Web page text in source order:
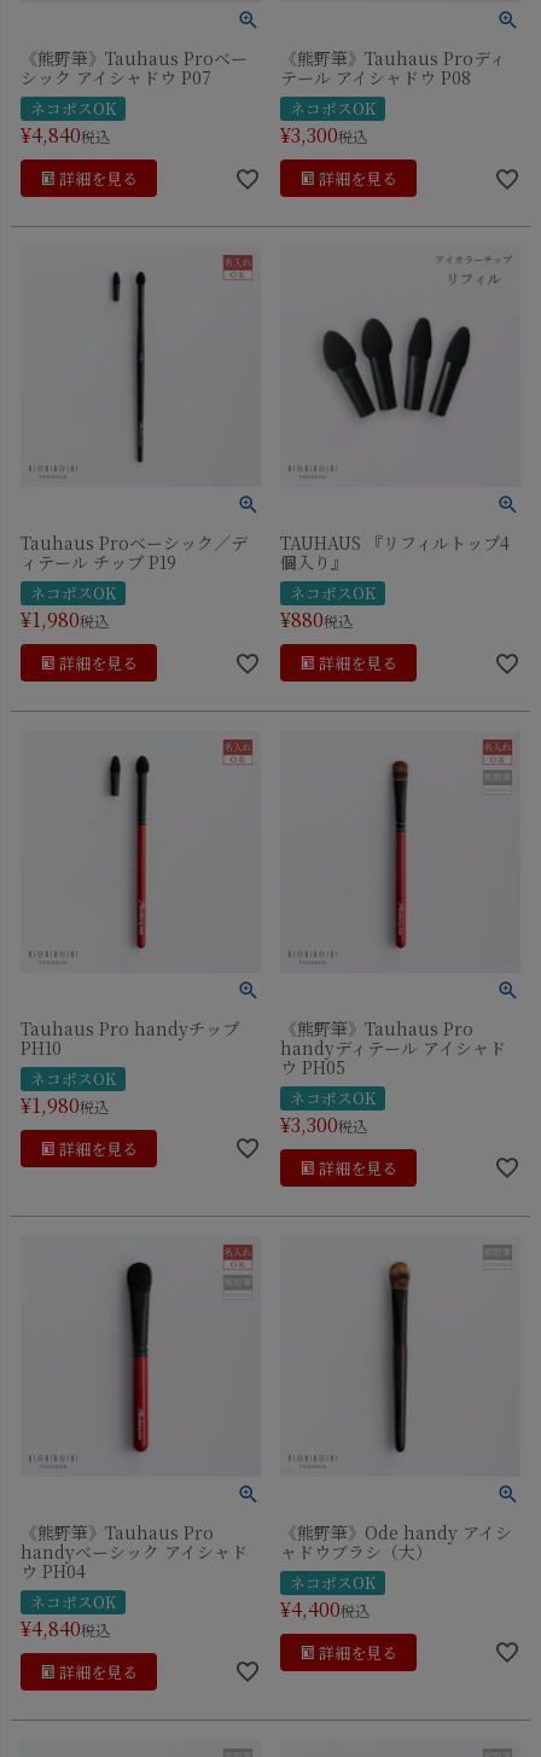
《熊野筆》Tauhaus Proベー
シック アイシャドウ P07
ネコポスOK
¥4,840税込
詳細を見る
《熊野筆》Tauhaus Proディ
テール アイシャドウ P08
ネコポスOK
¥3,300税込
詳細を見る
Tauhaus Proベーシック／デ
ィテール チップ P19
ネコポスOK
¥1,980税込
詳細を見る
TAUHAUS 『リフィルトップ4
個入り』
ネコポスOK
¥880税込
詳細を見る
Tauhaus Pro handyチップ
PH10
ネコポスOK
¥1,980税込
詳細を見る
《熊野筆》Tauhaus Pro
handyディテール アイシャド
ウ PH05
ネコポスOK
¥3,300税込
詳細を見る
《熊野筆》Tauhaus Pro
handyベーシック アイシャド
ウ PH04
ネコポスOK
¥4,840税込
詳細を見る
《熊野筆》Ode handy アイシ
ャドウブラシ（大）
ネコポスOK
¥4,400税込
詳細を見る